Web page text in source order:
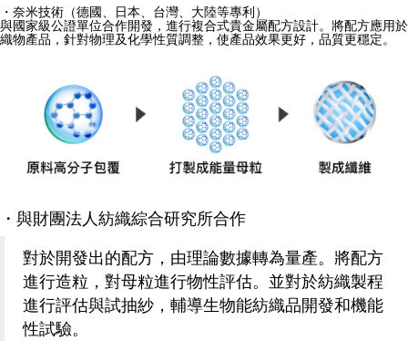
・奈米技術（德國、日本、台灣、大陸等專利）
與國家級公證單位合作開發，進行複合式貴金屬配方設計。將配方應用於
織物產品，針對物理及化學性質調整，使產品效果更好，品質更穩定。
・與財團法人紡織綜合研究所合作
對於開發出的配方，由理論數據轉為量產。將配方
進行造粒，對母粒進行物性評估。並對於紡織製程
進行評估與試抽紗，輔導生物能紡織品開發和機能
性試驗。